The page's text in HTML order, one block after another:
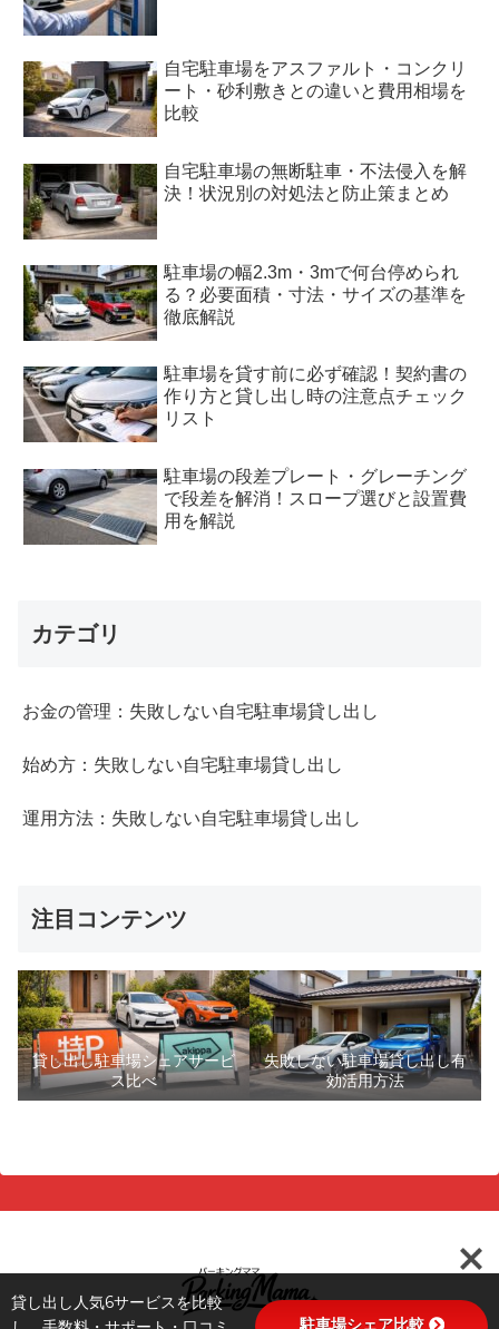
自宅駐車場をアスファルト・コンクリ
ート・砂利敷きとの違いと費用相場を
比較
自宅駐車場の無断駐車・不法侵入を解
決！状況別の対処法と防止策まとめ
駐車場の幅2.3m・3mで何台停められ
る？必要面積・寸法・サイズの基準を
徹底解説
駐車場を貸す前に必ず確認！契約書の
作り方と貸し出し時の注意点チェック
リスト
駐車場の段差プレート・グレーチング
で段差を解消！スロープ選びと設置費
用を解説
カテゴリ
お金の管理：失敗しない自宅駐車場貸し出し
始め方：失敗しない自宅駐車場貸し出し
運用方法：失敗しない自宅駐車場貸し出し
注目コンテンツ
貸し出し駐車場シェアサービ
ス比べ
失敗しない駐車場貸し出し有
効活用方法
貸し出し人気6サービスを比較
駐車場シェア比較